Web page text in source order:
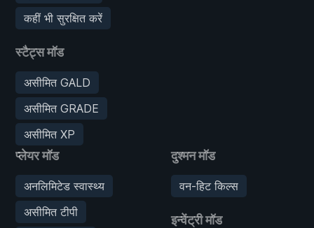
कहीं भी सुरक्षित करें
स्टैट्स मॉड
असीमित GALD
असीमित GRADE
असीमित XP
प्लेयर मॉड
अनलिमिटेड स्वास्थ्य
असीमित टीपी
दुश्मन मॉड
वन-हिट किल्स
इन्वेंट्री मॉड